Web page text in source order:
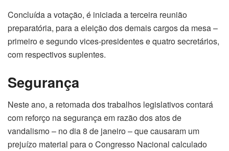
Concluída a votação, é iniciada a terceira reunião
preparatória, para a eleição dos demais cargos da mesa –
primeiro e segundo vices-presidentes e quatro secretários,
com respectivos suplentes.
Segurança
Neste ano, a retomada dos trabalhos legislativos contará
com reforço na segurança em razão dos atos de
vandalismo – no dia 8 de janeiro – que causaram um
prejuízo material para o Congresso Nacional calculado